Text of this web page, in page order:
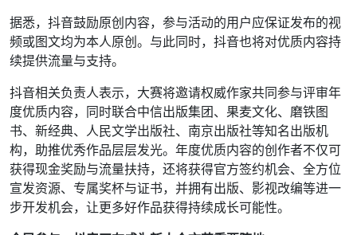
据悉，抖音鼓励原创内容，参与活动的用户应保证发布的视
频或图文均为本人原创。与此同时，抖音也将对优质内容持
续提供流量与支持。
抖音相关负责人表示，大赛将邀请权威作家共同参与评审年
度优质内容，同时联合中信出版集团、果麦文化、磨铁图
书、新经典、人民文学出版社、南京出版社等知名出版机
构，助推优秀作品层层发光。年度优质内容的创作者不仅可
获得现金奖励与流量扶持，还将获得官方签约机会、全方位
宣发资源、专属奖杯与证书，并拥有出版、影视改编等进一
步开发机会，让更多好作品获得持续成长可能性。